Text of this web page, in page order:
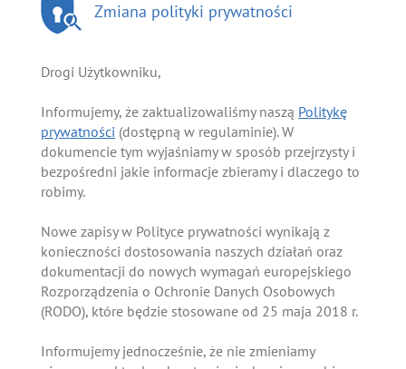
Zmiana polityki prywatności
Drogi Użytkowniku,
Informujemy, że zaktualizowaliśmy naszą Politykę
prywatności (dostępną w regulaminie). W
dokumencie tym wyjaśniamy w sposób przejrzysty i
bezpośredni jakie informacje zbieramy i dlaczego to
robimy.
Nowe zapisy w Polityce prywatności wynikają z
konieczności dostosowania naszych działań oraz
dokumentacji do nowych wymagań europejskiego
Rozporządzenia o Ochronie Danych Osobowych
(RODO), które będzie stosowane od 25 maja 2018 r.
Informujemy jednocześnie, że nie zmieniamy